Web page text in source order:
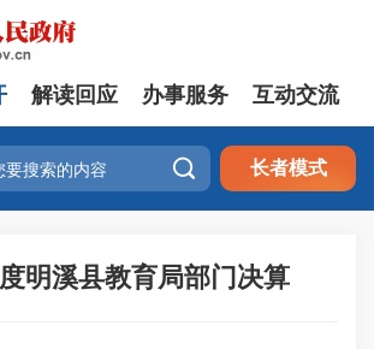
解读回应 办事服务 互动交流
 长者模式
明溪县教育局部门决算